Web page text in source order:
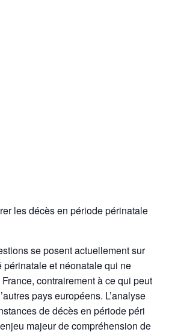
les décès en période périnatale
se posent actuellement sur
périnatale et néonatale qui ne
contrairement à ce qui peut
pays européens. L’analyse
de décès en période péri
majeur de compréhension de